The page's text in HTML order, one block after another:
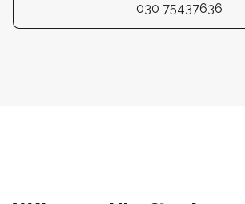
030 75437636